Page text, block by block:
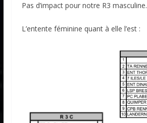
Pas d’impact pour notre R3 masculine.
L’entente féminine quant à elle l’est :